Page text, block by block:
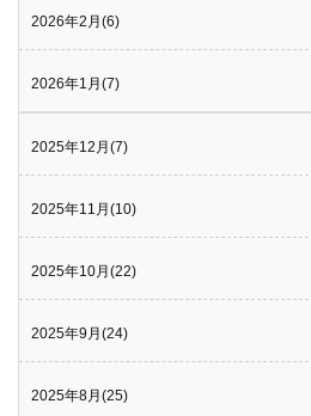
2026年2月(6)
2026年1月(7)
2025年12月(7)
2025年11月(10)
2025年10月(22)
2025年9月(24)
2025年8月(25)